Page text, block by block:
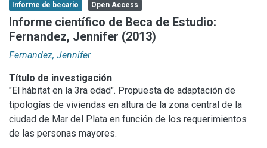
Aportar material
Statistics
Informe de becario Open Access
Informe científico de Beca de Estudio:
Fernandez, Jennifer (2013)
Fernandez, Jennifer
Título de investigación
"El hábitat en la 3ra edad". Propuesta de adaptación de
tipologías de viviendas en altura de la zona central de la
ciudad de Mar del Plata en función de los requerimientos
de las personas mayores.